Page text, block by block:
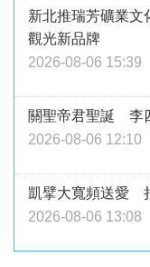
新北推瑞芳礦業
觀光新品牌
2026-08-06 15:39
關聖帝君聖誕 李
2026-08-06 12:10
凱擘大寬頻送愛
2026-08-06 13:08